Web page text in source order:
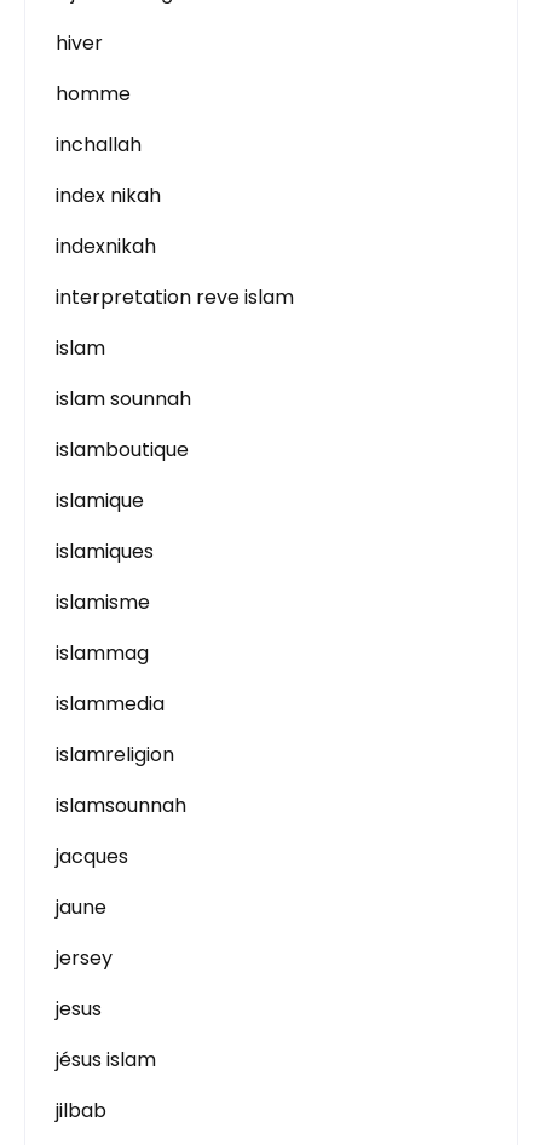
hiver
homme
inchallah
index nikah
indexnikah
interpretation reve islam
islam
islam sounnah
islamboutique
islamique
islamiques
islamisme
islammag
islammedia
islamreligion
islamsounnah
jacques
jaune
jersey
jesus
jésus islam
jilbab